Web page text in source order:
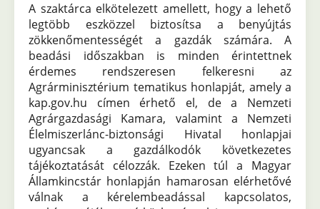
A szaktárca elkötelezett amellett, hogy a lehető
legtöbb eszközzel biztosítsa a benyújtás
zökkenőmentességét a gazdák számára. A
beadási időszakban is minden érintettnek
érdemes rendszeresen felkeresni az
Agrárminisztérium tematikus honlapját, amely a
kap.gov.hu címen érhető el, de a Nemzeti
Agrárgazdasági Kamara, valamint a Nemzeti
Élelmiszerlánc-biztonsági Hivatal honlapjai
ugyancsak a gazdálkodók következetes
tájékoztatását célozzák. Ezeken túl a Magyar
Államkincstár honlapján hamarosan elérhetővé
válnak a kérelembeadással kapcsolatos,